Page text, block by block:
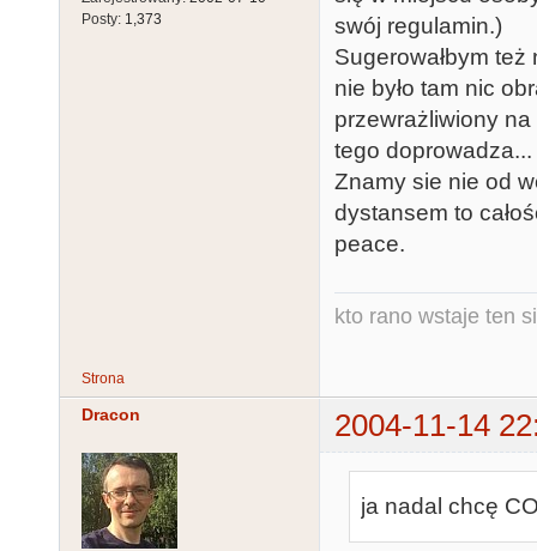
Posty: 1,373
swój regulamin.)
Sugerowałbym też
nie było tam nic
przewrażliwiony
tego
Znamy sie nie od
dystansem to
peace.
kto rano wstaje ten
Strona
Dracon 2004-11-14
ja nadal chcę